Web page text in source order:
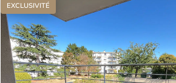
EXCLUSIVITÉ